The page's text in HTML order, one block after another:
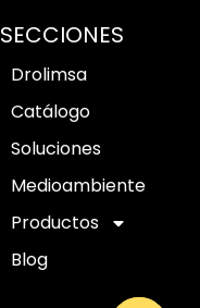
SECCIONES
Drolimsa
Catálogo
Soluciones
Medioambiente
Productos
Blog